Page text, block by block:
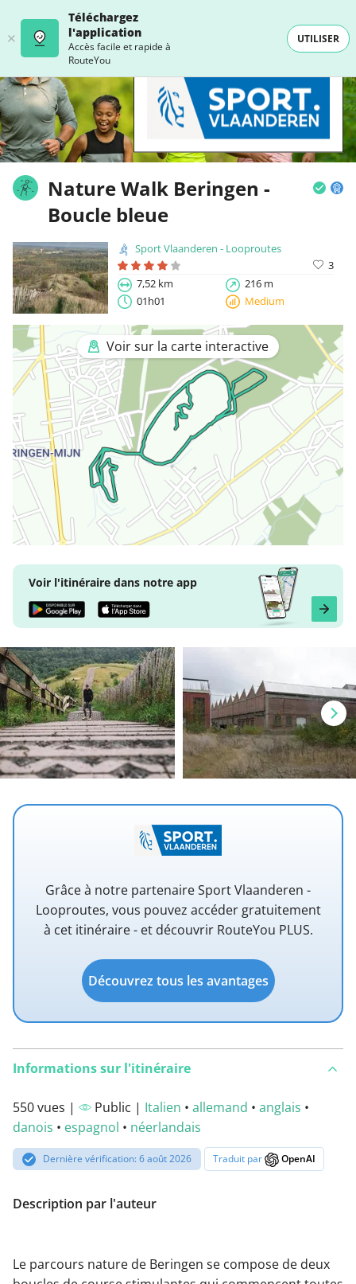
Téléchargez
l'application
Accès facile et rapide à
RouteYou
UTILISER
Nature Walk Beringen -
Boucle bleue
Sport Vlaanderen - Looproutes
3
7,52 km
216 m
01h01
Medium
Voir sur la carte interactive
Voir l'itinéraire dans notre app
Grâce à notre partenaire Sport Vlaanderen -
Looproutes, vous pouvez accéder gratuitement
à cet itinéraire - et découvrir RouteYou PLUS.
Découvrez tous les avantages
Informations sur l'itinéraire
550 vues | Public | Italien • allemand • anglais •
danois • espagnol • néerlandais
Dernière vérification: 6 août 2026 Traduit par OpenAI
Description par l'auteur
Le parcours nature de Beringen se compose de deux